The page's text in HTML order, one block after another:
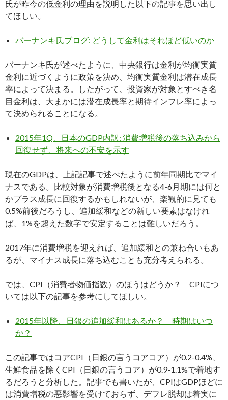
氏が昨今の低金利の理由を説明した以下の記事を思い出し
てほしい。
バーナンキ氏ブログ: どうして金利はそれほど低いのか
バーナンキ氏が述べたように、中央銀行は金利が均衡実質
金利に近づくように政策を決め、均衡実質金利は潜在成長
率によって決まる。したがって、投資家が対象とすべき名
目金利は、大まかには潜在成長率と期待インフレ率によっ
て決められることになる。
2015年1Q、日本のGDP内訳: 消費増税後の落ち込みから
回復せず、将来への不安を示す
現在のGDPは、上記記事で述べたように前年同期比でマイ
ナスである。比較対象が消費増税後となる4-6月期には何と
かプラス成長に回復するかもしれないが、楽観的に見ても
0.5%前後だろうし、追加緩和などの新しい要素はなけれ
ば、1%を超えた数字で安定することは難しいだろう。
2017年に消費増税を迎えれば、追加緩和との兼ね合いもあ
るが、マイナス成長に落ち込むことも充分考えられる。
では、CPI（消費者物価指数）のほうはどうか？ CPIにつ
いては以下の記事を参考にしてほしい。
2015年以降、日銀の追加緩和はあるか？ 時期はいつ
か？
この記事ではコアCPI（日銀の言うコアコア）が0.2-0.4%、
生鮮食品を除くCPI（日銀の言うコア）が0.9-1.1%で着地す
るだろうと分析した。記事でも書いたが、CPIはGDPほどに
は消費増税の悪影響を受けておらず、デフレ脱却は着実に